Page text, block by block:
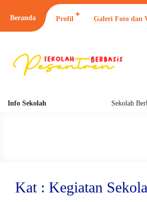
Beranda Profil Galeri Foto dan
Info Sekolah Sekolah Berbasis
Kat : Kegiatan